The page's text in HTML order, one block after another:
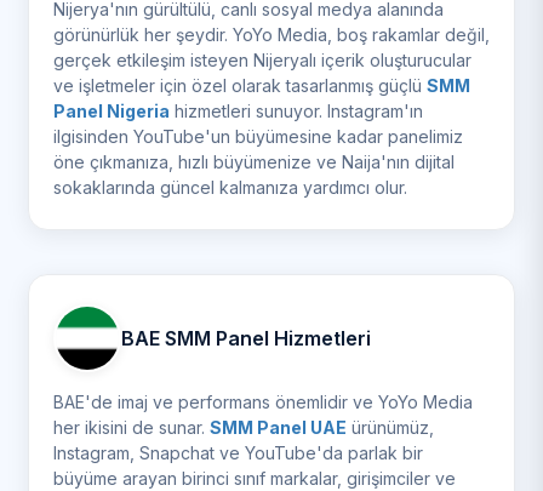
Nijerya'nın gürültülü, canlı sosyal medya alanında
görünürlük her şeydir. YoYo Media, boş rakamlar değil,
gerçek etkileşim isteyen Nijeryalı içerik oluşturucular
ve işletmeler için özel olarak tasarlanmış güçlü SMM
Panel Nigeria hizmetleri sunuyor. Instagram'ın
ilgisinden YouTube'un büyümesine kadar panelimiz
öne çıkmanıza, hızlı büyümenize ve Naija'nın dijital
sokaklarında güncel kalmanıza yardımcı olur.
BAE SMM Panel Hizmetleri
BAE'de imaj ve performans önemlidir ve YoYo Media
her ikisini de sunar. SMM Panel UAE ürünümüz,
Instagram, Snapchat ve YouTube'da parlak bir
büyüme arayan birinci sınıf markalar, girişimciler ve